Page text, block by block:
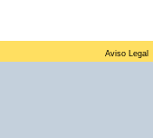
Aviso Legal